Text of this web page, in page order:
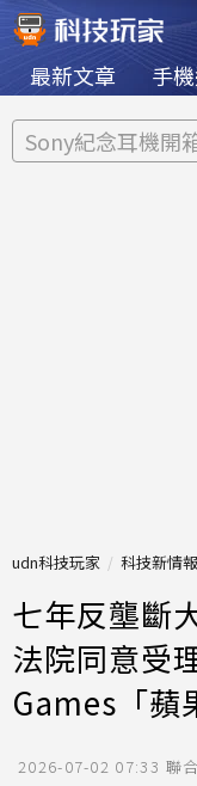
最新文章 手
Sony紀念耳機開
udn科技玩家 科技新情報
七年反壟斷
法院同意受
Games「蘋
2026-07-02 07:33 聯